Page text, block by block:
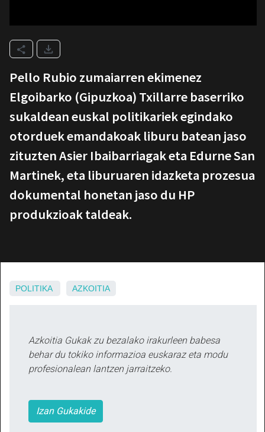
Pello Rubio zumaiarren ekimenez
Elgoibarko (Gipuzkoa) Txillarre baserriko
sukaldean euskal politikariek egindako
otorduek emandakoak liburu batean jaso
zituzten Asier Ibaibarriagak eta Edurne San
Martinek, eta liburuaren idazketa prozesua
dokumental honetan jaso du HP
produkzioak taldeak.
POLITIKA AZKOITIA
Azkoitia Gukak zu bezalako irakurleen babesa
behar du tokiko informazioa euskaraz eta modu
profesionalean lantzen jarraitzeko.
Izan Gukakide